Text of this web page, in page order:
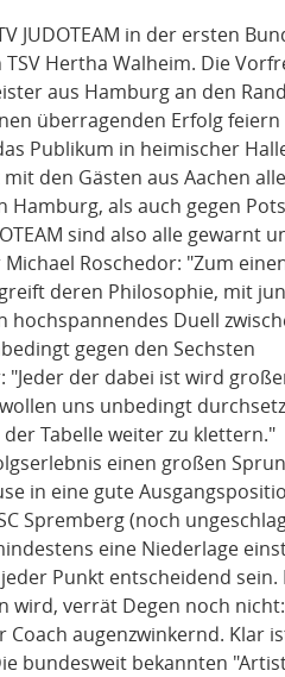
JUDOTEAM in der ersten
Hertha Walheim. Die
aus Hamburg an den
überragenden Erfolg
Publikum in heimischer
den Gästen aus Aachen
Hamburg, als auch gegen
sind also alle gewarnt
Roschedor: "Zum
deren Philosophie, mit
hochspannendes Duell
gegen den Sechsten
"Jeder der dabei ist wird
uns unbedingt
Tabelle weiter zu klettern."
einen großen
in eine gute
Spremberg (noch
eine Niederlage
Punkt entscheidend sein.
wird, verrät Degen noch
augenzwinkernd. Klar
bundesweit bekannten